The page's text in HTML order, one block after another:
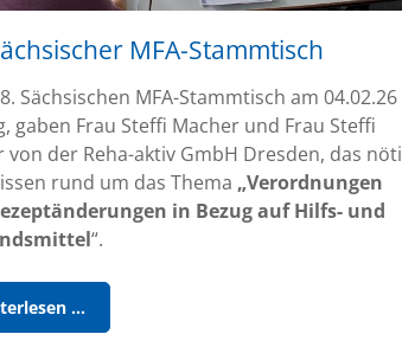
MFA-Stammtisch
Sächsischen MFA-Stammtisch am
gaben Frau Steffi Macher und Frau Steffi
von der Reha-aktiv GmbH Dresden, das
rund um das Thema „Verordnungen
in Bezug auf Hilfs- und
“.
…18.
Sächsischer